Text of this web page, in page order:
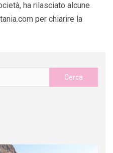
ha rilasciato alcune
per chiarire la